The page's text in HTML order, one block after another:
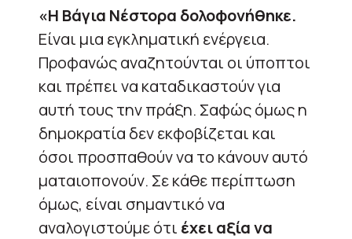
«Η Βάγια Νέστορα δολοφονήθηκε.
Είναι μια εγκληματική ενέργεια.
Προφανώς αναζητούνται οι ύποπτοι
και πρέπει να καταδικαστούν για
αυτή τους την πράξη. Σαφώς όμως η
δημοκρατία δεν εκφοβίζεται και
όσοι προσπαθούν να το κάνουν αυτό
ματαιοπονούν. Σε κάθε περίπτωση
όμως, είναι σημαντικό να
αναλογιστούμε ότι έχει αξία να